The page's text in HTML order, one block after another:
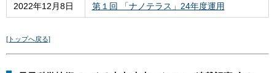
2022年12月8日 第１回 「ナノテラス」24年度運用
[トップへ戻る]